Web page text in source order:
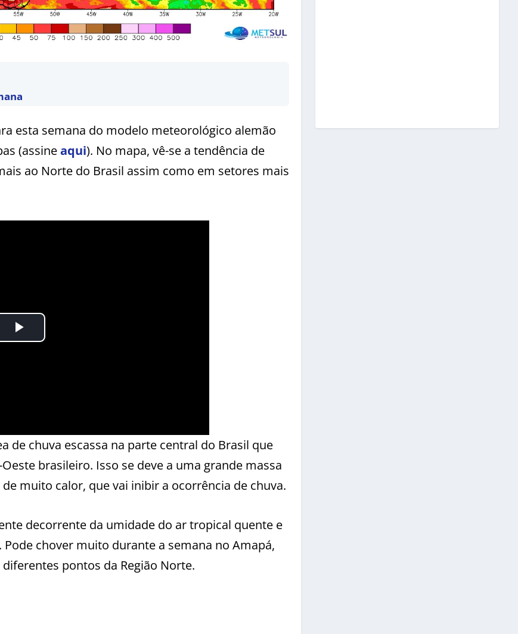
esta semana do modelo meteorológico alemão
(assineaqui). No mapa, vê-se a tendência de
ao Norte do Brasil assim como em setores mais
de chuva escassa na parte central do Brasil que
brasileiro. Isso se deve a uma grande massa
muito calor, que vai inibir a ocorrência de chuva.
decorrente da umidade do ar tropical quente e
chover muito durante a semana no Amapá,
pontos da Região Norte.